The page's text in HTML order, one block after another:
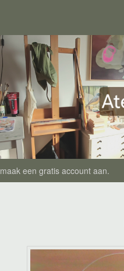
maak een gratis account aan.